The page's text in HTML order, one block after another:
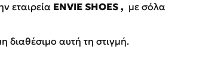
εταιρεία ENVIE SHOES , με σόλα
διαθέσιμο αυτή τη στιγμή.